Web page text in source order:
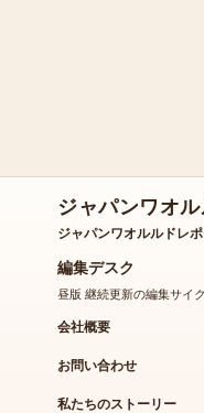
ジャパンワオ
ジャパンワオルルドレ
編集デスク